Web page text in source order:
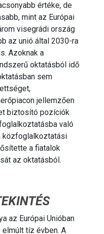
értéke, de
mint az Európai
visegrádi ország
az unió által 2030-ra
Azoknak a
oktatásból idő
sem
jellemzően
biztosító pozíciók
való
közfoglalkoztatási
a fiatalok
az oktatásból.
az Európai Unióban
tíz évben. A